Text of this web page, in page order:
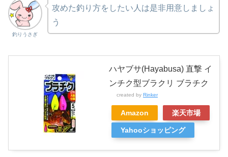
釣りうさぎ
攻めた釣り方をしたい人は是非用意しましょ
う
ハヤブサ(Hayabusa) 直撃 イ
ンチク型ブラクリ ブラチク
created by Rinker
Amazon 楽天市場
Yahooショッピング